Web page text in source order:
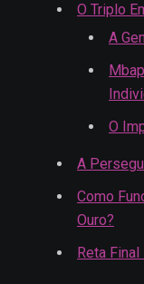
O Triplo
A
O
A
Como
Ouro?
Reta